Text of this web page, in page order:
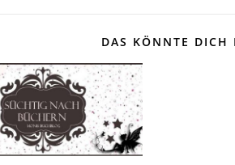
DAS KÖNNTE DICH